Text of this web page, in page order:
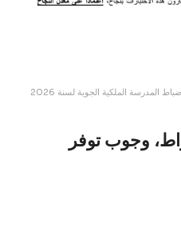
المدرسة الملكية الجوية لسنة 2026
وجوب توفر